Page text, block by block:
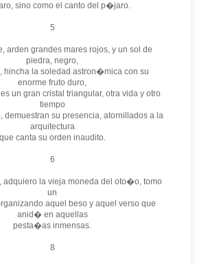
sino como el canto del p�jaro.
5
arden grandes mares rojos, y un sol de
piedra, negro,
hincha la soledad astron�mica con su
enorme fruto duro,
un gran cristal triangular, otra vida y otro
tiempo
demuestran su presencia, atornillados a la
arquitectura
que canta su orden inaudito.
6
adquiero la vieja moneda del oto�o, tomo
un
aquel beso y aquel verso que
anid� en aquellas
pesta�as inmensas.
8